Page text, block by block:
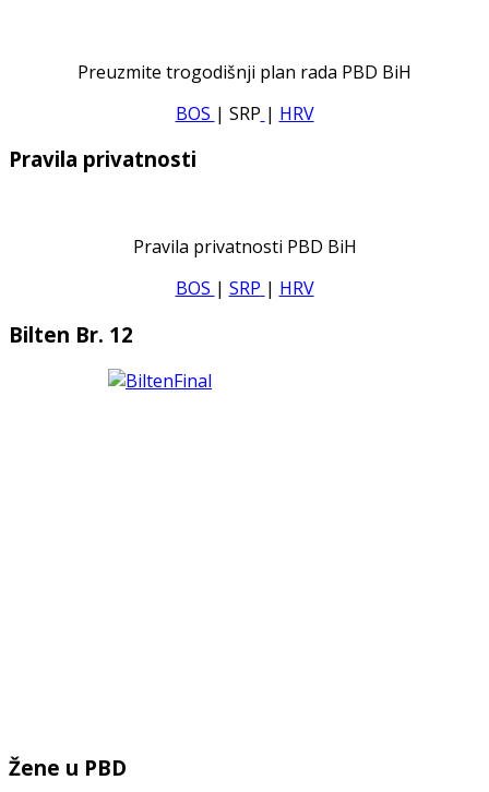
Preuzmite trogodišnji plan rada PBD BiH
BOS | SRP | HRV
Pravila privatnosti
Pravila privatnosti PBD BiH
BOS | SRP | HRV
Bilten Br. 12
Žene u PBD